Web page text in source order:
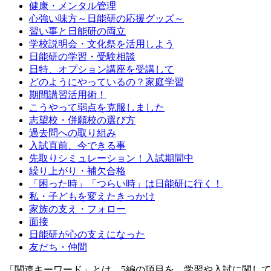
健康・メンタル管理
心強い味方～日能研の応援グッズ～
習い事と日能研の両立
学校説明会・文化祭を活用しよう
日能研の学習・受験相談
日特、オプション講座を受講して
どのようにやっているの？家庭学習
期間講習活用術！
こうやって弱点を克服しました
志望校・併願校の選び方
過去問への取り組み
入試直前、今できる事
先取りシミュレーション！入試期間中
繰り上がり・補欠合格
「困った時」「つらい時」は日能研に行く！
私・子どもを変えたきっかけ
家族の支え・フォロー
面接
日能研が心の支えになった
友だち・仲間